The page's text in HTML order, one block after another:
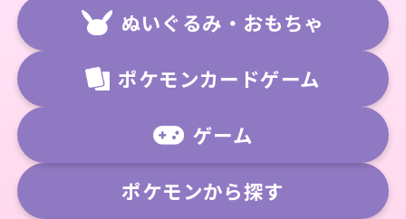
ぬいぐるみ・おもちゃ
ポケモンカードゲーム
ゲーム
ポケモンから探す